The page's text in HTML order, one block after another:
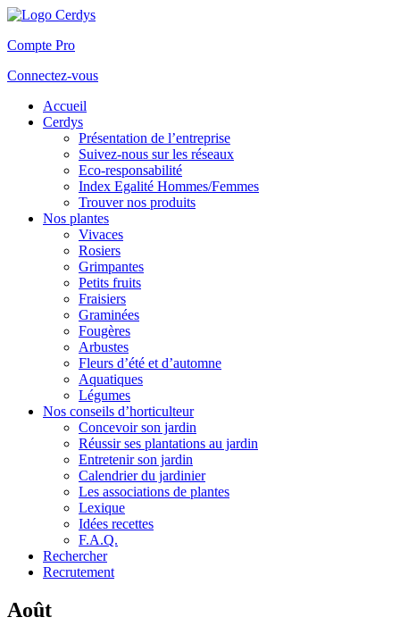
Compte Pro
Connectez-vous
Accueil
Cerdys
Présentation de l’entreprise
Suivez-nous sur les réseaux
Eco-responsabilité
Index Egalité Hommes/Femmes
Trouver nos produits
Nos plantes
Vivaces
Rosiers
Grimpantes
Petits fruits
Fraisiers
Graminées
Fougères
Arbustes
Fleurs d’été et d’automne
Aquatiques
Légumes
Nos conseils d’horticulteur
Concevoir son jardin
Réussir ses plantations au jardin
Entretenir son jardin
Calendrier du jardinier
Les associations de plantes
Lexique
Idées recettes
F.A.Q.
Rechercher
Recrutement
Août